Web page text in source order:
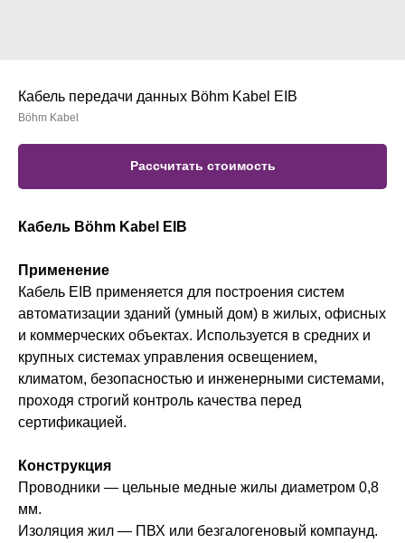
Кабель передачи данных Böhm Kabel EIB
Böhm Kabel
Рассчитать стоимость
Кабель Böhm Kabel EIB
Применение
Кабель EIB применяется для построения систем
автоматизации зданий (умный дом) в жилых, офисных
и коммерческих объектах. Используется в средних и
крупных системах управления освещением,
климатом, безопасностью и инженерными системами,
проходя строгий контроль качества перед
сертификацией.
Конструкция
Проводники — цельные медные жилы диаметром 0,8
мм.
Изоляция жил — ПВХ или безгалогеновый компаунд.